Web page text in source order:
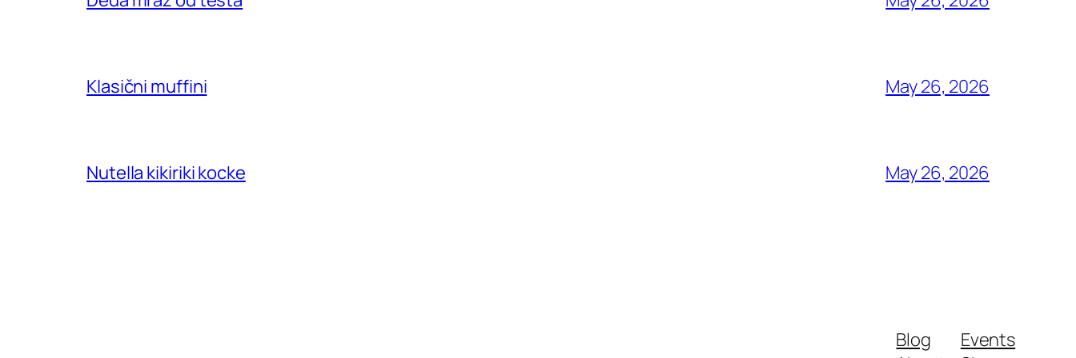
Klasični muffini May 26, 2026
Nutella kikiriki kocke May 26, 2026
Blog
Events